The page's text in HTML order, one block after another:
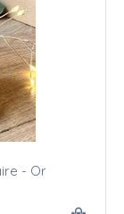
- Or